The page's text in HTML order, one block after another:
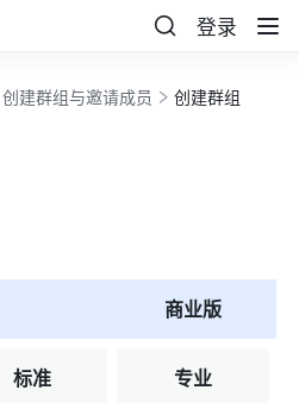
登录
创建群组与邀请成员 创建群组
商业版
标准 专业